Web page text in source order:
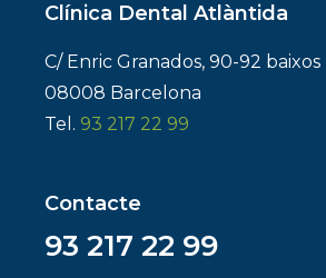
Clínica Dental Atlàntida
C/ Enric Granados, 90-92 baixos
08008 Barcelona
Tel. 93 217 22 99
Contacte
93 217 22 99